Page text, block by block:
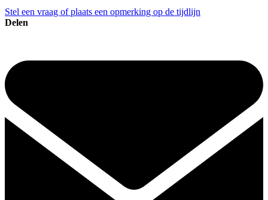
Stel een vraag of plaats een opmerking op de tijdlijn
Delen